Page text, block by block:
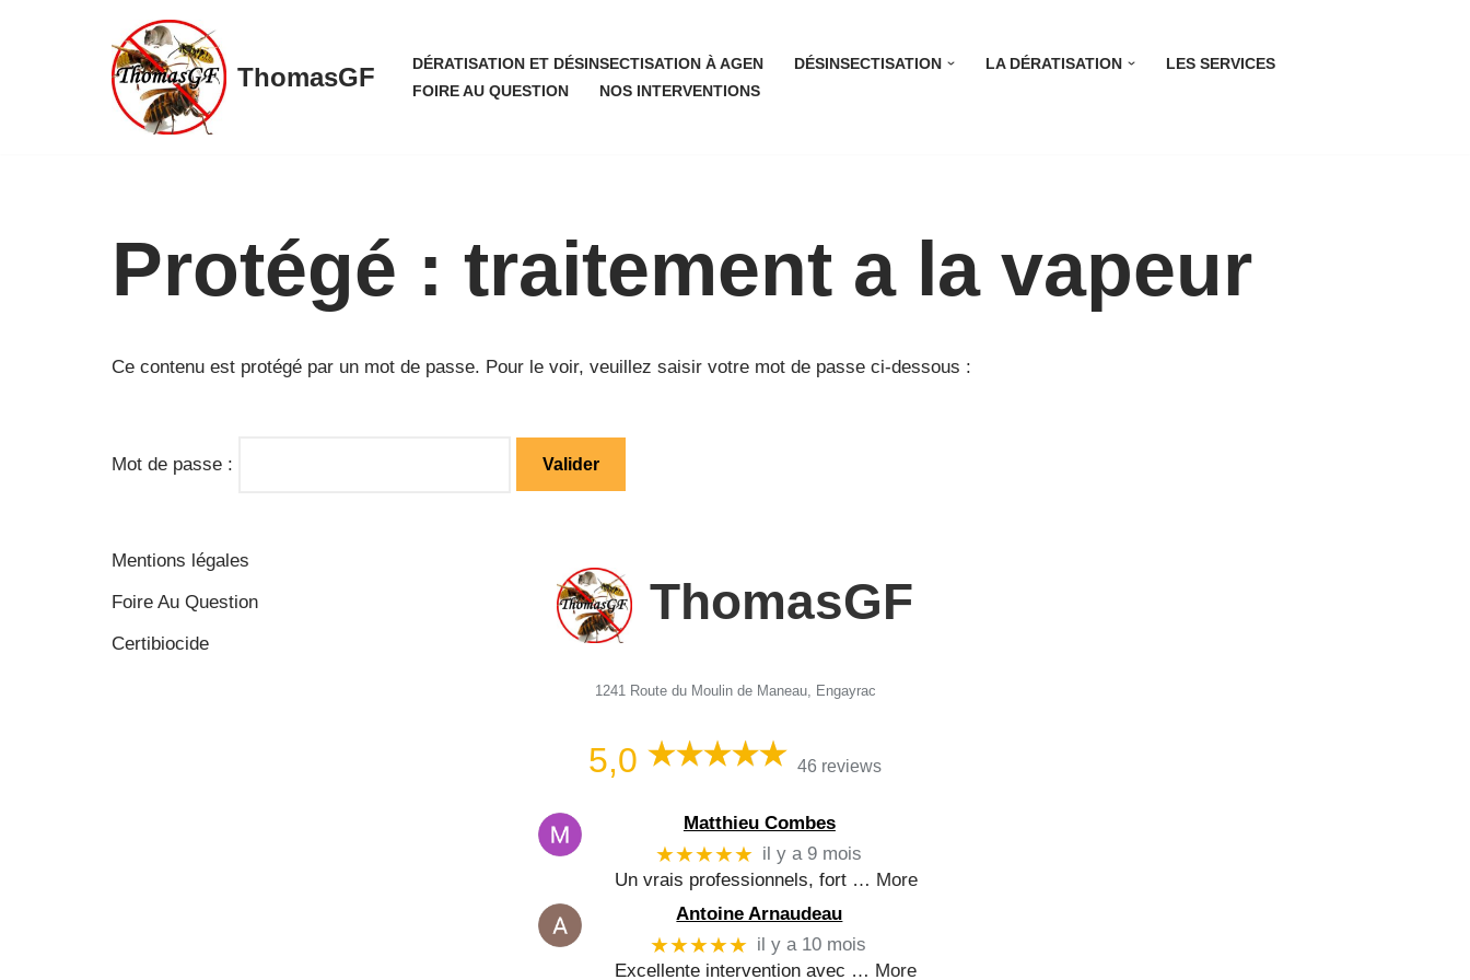
ThomasGF DÉRATISATION ET DÉSINSECTISATION À AGEN DÉSINSECTISATION LA DÉRATISATION
LES SERVICES
FOIRE AU QUESTION
NOS INTERVENTIONS
Protégé : traitement a la vapeur
Ce contenu est protégé par un mot de passe. Pour le voir, veuillez saisir votre mot de passe ci-dessous :
Mot de passe :
Mentions légales
Foire Au Question
Certibiocide
ThomasGF
1241 Route du Moulin de Maneau, Engayrac
5,0 46 reviews
Matthieu Combes
★★★★★ il y a 9 mois
Un vrais professionnels, fort … More
Antoine Arnaudeau
★★★★★ il y a 10 mois
Excellente intervention avec … More